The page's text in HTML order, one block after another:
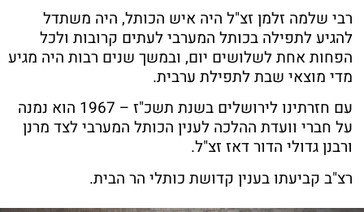
רבי שלמה זלמן זצ"ל היה איש הכותל, היה משתדל
להגיע לתפילה בכותל המערבי לעתים קרובות ולכל
הפחות אחת לשלושים יום, ובמשך שנים רבות היה מגיע
מדי מוצאי שבת לתפילת ערבית.
עם חזרתינו לירושלים בשנת תשכ"ז – 1967 הוא נמנה
על חברי וועדת ההלכה לענין הכותל המערבי לצד מרנן
ורבנן גדולי הדור דאז זצ"ל.
רצ"ב קביעתו בענין קדושת כותלי הר הבית.